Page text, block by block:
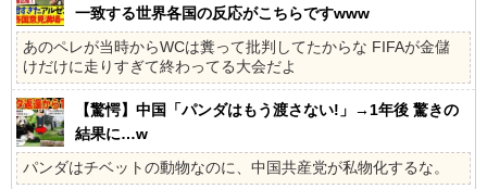
一致する世界各国の反応がこちらですwww
あのペレが当時からWCは糞って批判してたからな FIFAが金儲
けだけに走りすぎて終わってる大会だよ
【驚愕】中国「パンダはもう渡さない!」→1年後 驚きの
結果に…w
パンダはチベットの動物なのに、中国共産党が私物化するな。